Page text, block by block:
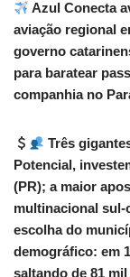
Azul Conecta
aviação regional
governo
para baratear
companhia no
Três
Potencial,
(PR); a maior
multinacional sul-
escolha do
demográfico: em
saltando de 81